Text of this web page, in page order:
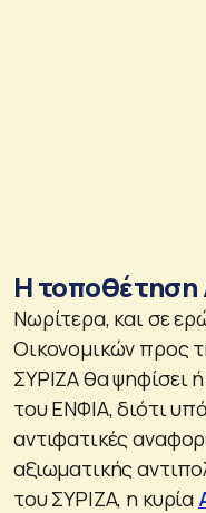
Η τοποθέτηση
Νωρίτερα, και σε
Οικονομικών προς
ΣΥΡΙΖΑ θα ψηφίσει
του ΕΝΦΙΑ, διότι
αντιφατικές
αξιωματικής
του ΣΥΡΙΖΑ, η κυρία